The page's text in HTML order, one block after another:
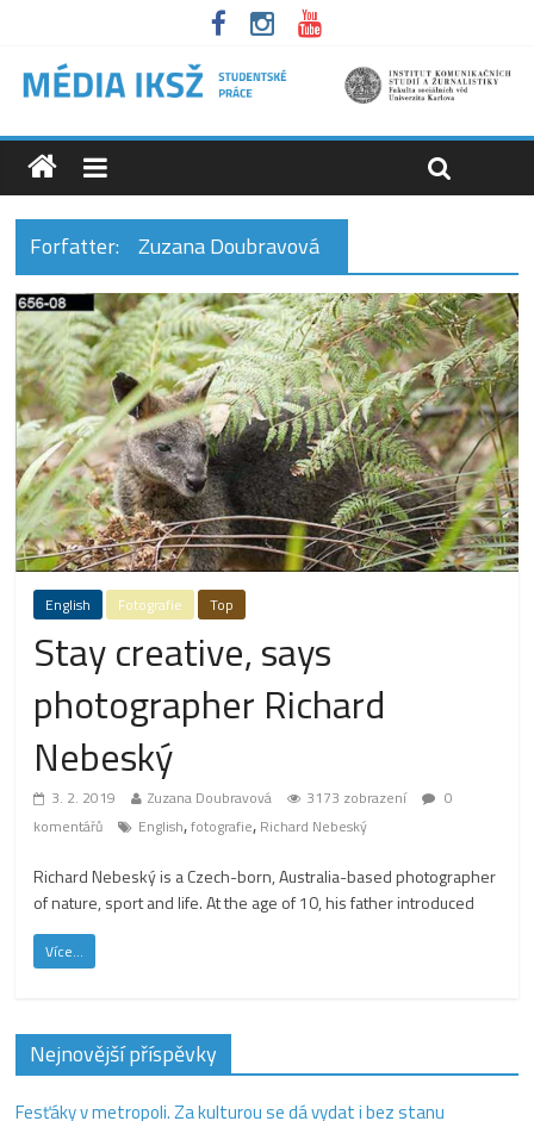
Forfatter: Zuzana Doubravová
English Fotografie Top
Stay creative, says
photographer Richard
Nebeský
3. 2. 2019 Zuzana Doubravová 3173 zobrazení
0
komentářů
English,fotografie, Richard Nebeský
Richard Nebeský is a Czech-born, Australia-based photographer
of nature, sport and life. At the age of 10, his father introduced
Více...
Nejnovější příspěvky
Fesťáky v metropoli. Za kulturou se dá vydat i bez stanu